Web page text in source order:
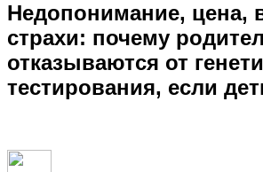
Недопонимание, цена,
страхи: почему
отказываются от
тестирования, если